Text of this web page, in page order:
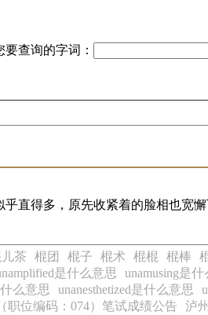
要查询的字词：
直得多，原先收紧着的脸相也宽
茶 棍团 棍子 棍术 棍棍 棍棒
是什么意思 unamusing是什
么意思 unanesthetized是什么意思
职位编码：074）笔试成绩公告
泸